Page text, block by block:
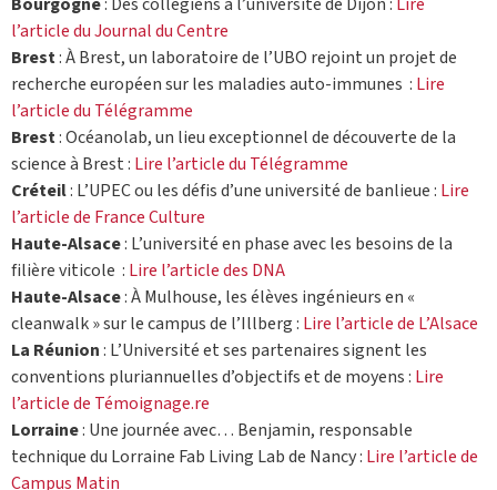
l’article du Journal du Centre
Brest: À Brest, un laboratoire de l’UBO rejoint un projet de
recherche européen sur les maladies auto-immunes : Lire
l’article du Télégramme
Brest: Océanolab, un lieu exceptionnel de découverte de la
science à Brest : Lire l’article du Télégramme
Créteil: L’UPEC ou les défis d’une université de banlieue : Lire
l’article de France Culture
Haute-Alsace: L’université en phase avec les besoins de la
filière viticole : Lire l’article des DNA
Haute-Alsace: À Mulhouse, les élèves ingénieurs en «
cleanwalk » sur le campus de l’Illberg : Lire l’article de L’Alsace
La Réunion: L’Université et ses partenaires signent les
conventions pluriannuelles d’objectifs et de moyens : Lire
l’article de Témoignage.re
Lorraine: Une journée avec… Benjamin, responsable
technique du Lorraine Fab Living Lab de Nancy : Lire l’article de
Campus Matin